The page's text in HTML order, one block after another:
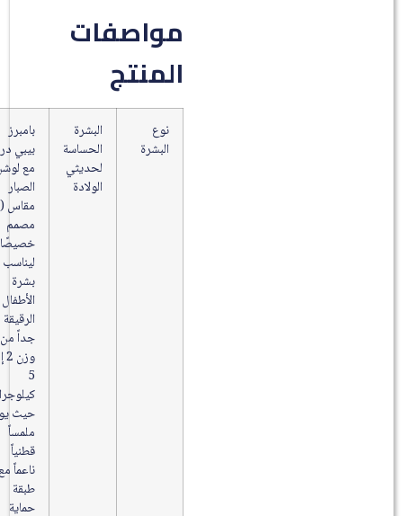
مواصفات
المنتج
البشرة
البشرة
الحساسة
لحديثي
الولادة
بيبي دراي
مع لوشن
مقاس (1)
مصمم
خصيصًا
ليناسب
الأطفال
الرقيقة
جداً من
وزن 2 إلى
كيلوجرام،
حيث يوفر
ناعماً مع